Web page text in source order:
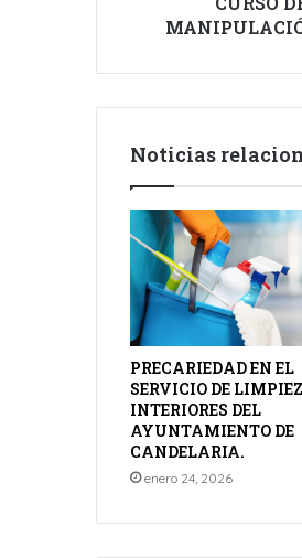
Noticias
PRECARIEDAD EN EL
SERVICIO DE
INTERIORES DEL
AYUNTAMIENTO DE
CANDELARIA.
enero 24, 2026